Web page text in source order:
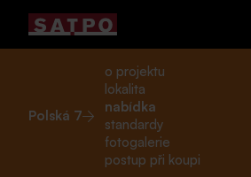
Polská 7
o projektu
lokalita
nabídka
standardy
fotogalerie
postup při koupi